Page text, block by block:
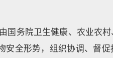
国务院卫生健康、农业农
安全形势，组织协调、督